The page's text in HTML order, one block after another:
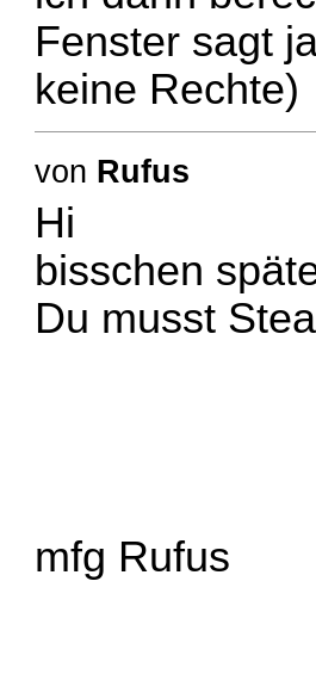
Fenster sagt
keine Rechte)
von Rufus
Hi
bisschen
Du musst
mfg Rufus